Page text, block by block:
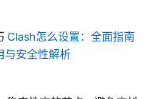
Clash怎么设置：全面指南
与安全性解析